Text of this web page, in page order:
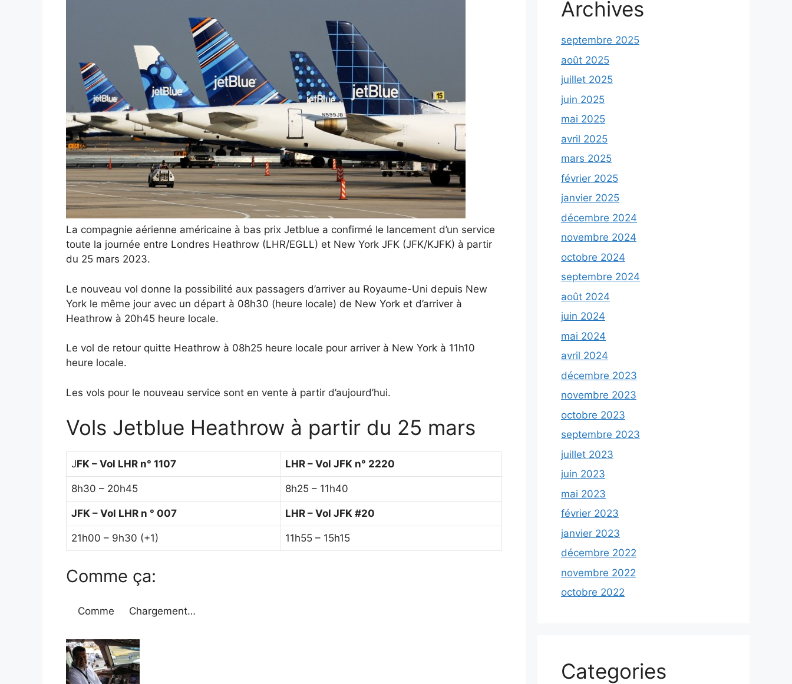
La compagnie aérienne américaine à bas prix Jetblue a confirmé le lancement d’un service
toute la journée entre Londres Heathrow (LHR/EGLL) et New York JFK (JFK/KJFK) à partir
du 25 mars 2023.
Le nouveau vol donne la possibilité aux passagers d’arriver au Royaume-Uni depuis New
York le même jour avec un départ à 08h30 (heure locale) de New York et d’arriver à
Heathrow à 20h45 heure locale.
Le vol de retour quitte Heathrow à 08h25 heure locale pour arriver à New York à 11h10
heure locale.
Les vols pour le nouveau service sont en vente à partir d’aujourd’hui.
Vols Jetblue Heathrow à partir du 25 mars
JFK – Vol LHR n° 1107 LHR – Vol JFK n° 2220
8h30 – 20h45 8h25 – 11h40
JFK – Vol LHR n ° 007 LHR – Vol JFK #20
21h00 – 9h30 (+1) 11h55 – 15h15
Comme ça:
Comme Chargement…
Archives
septembre 2025
août 2025
juillet 2025
juin 2025
mai 2025
avril 2025
mars 2025
février 2025
janvier 2025
décembre 2024
novembre 2024
octobre 2024
septembre 2024
août 2024
juin 2024
mai 2024
avril 2024
décembre 2023
novembre 2023
octobre 2023
septembre 2023
juillet 2023
juin 2023
mai 2023
février 2023
janvier 2023
décembre 2022
novembre 2022
octobre 2022
Categories